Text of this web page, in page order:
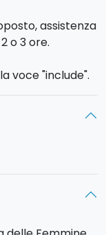
assistenza
o 3 ore.
voce "include".